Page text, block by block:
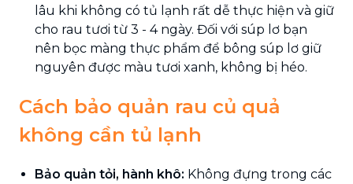
lâu khi không có tủ lạnh rất dễ thực hiện và giữ
cho rau tươi từ 3 - 4 ngày. Đối với súp lơ bạn
nên bọc màng thực phẩm để bông súp lơ giữ
nguyên được màu tươi xanh, không bị héo.
Cách bảo quản rau củ quả
không cần tủ lạnh
Bảo quản tỏi, hành khô: Không đựng trong các